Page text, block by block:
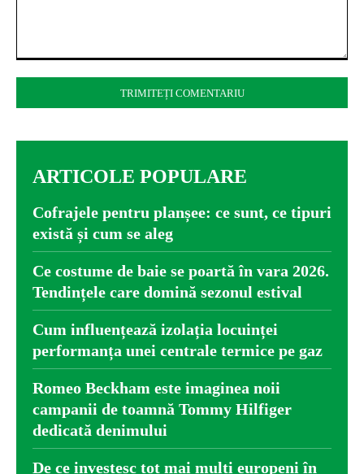
ARTICOLE POPULARE
Cofrajele pentru planșee: ce sunt, ce tipuri
există și cum se aleg
Ce costume de baie se poartă în vara 2026.
Tendințele care domină sezonul estival
Cum influențează izolația locuinței
performanța unei centrale termice pe gaz
Romeo Beckham este imaginea noii
campanii de toamnă Tommy Hilfiger
dedicată denimului
De ce investesc tot mai mulți europeni în